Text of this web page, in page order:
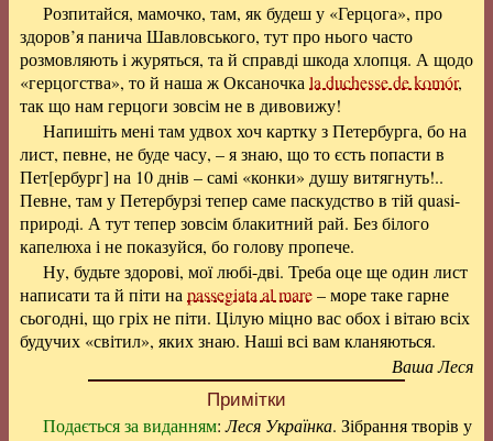
Розпитайся, мамочко, там, як будеш у «Герцога», про
здоров’я панича Шавловського, тут про нього часто
розмовляють і журяться, та й справді шкода хлопця. А щодо
«герцогства», то й наша ж Оксаночка la duchesse de komór,
так що нам герцоги зовсім не в дивовижу!
Напишіть мені там удвох хоч картку з Петербурга, бо на
лист, певне, не буде часу, – я знаю, що то єсть попасти в
Пет[ербург] на 10 днів – самі «конки» душу витягнуть!..
Певне, там у Петербурзі тепер саме паскудство в тій quasi-
природі. А тут тепер зовсім блакитний рай. Без білого
капелюха і не показуйся, бо голову пропече.
Ну, будьте здорові, мої любі-дві. Треба оце ще один лист
написати та й піти на passegiata al mare– море таке гарне
сьогодні, що гріх не піти. Цілую міцно вас обох і вітаю всіх
будучих «світил», яких знаю. Наші всі вам кланяються.
Ваша Леся
Примітки
Подається за виданням:Леся Українка. Зібрання творів у